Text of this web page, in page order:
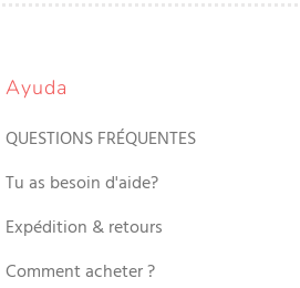
Ayuda
QUESTIONS FRÉQUENTES
Tu as besoin d'aide?
Expédition & retours
Comment acheter ?